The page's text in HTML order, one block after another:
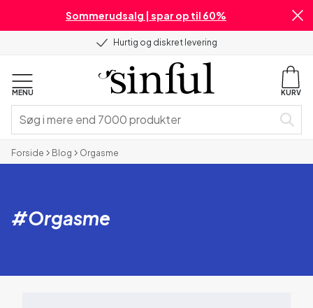
Sommerudsalg | spar op til 60%
Hurtig og diskret levering
MENU KURV
Forside Blog Orgasme
#Orgasme